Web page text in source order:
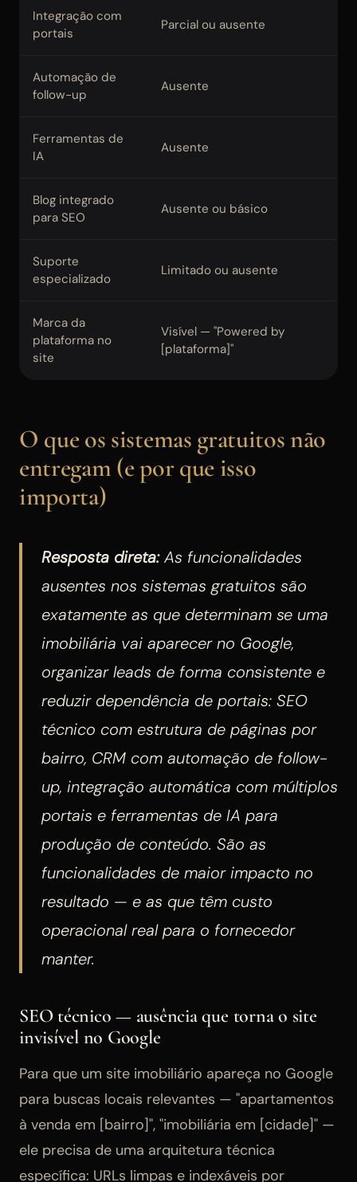
Integração com
portais
Parcial ou ausente
Automação de
follow-up
Ausente
Ferramentas de
IA
Ausente
Blog integrado
para SEO
Ausente ou básico
Suporte
especializado
Limitado ou ausente
Marca da
plataforma no
site
Visível — "Powered by
[plataforma]"
O que os sistemas gratuitos não
entregam (e por que isso
importa)
Resposta direta:As funcionalidades
ausentes nos sistemas gratuitos são
exatamente as que determinam se uma
imobiliária vai aparecer no Google,
organizar leads de forma consistente e
reduzir dependência de portais: SEO
técnico com estrutura de páginas por
bairro, CRM com automação de follow-
up, integração automática com múltiplos
portais e ferramentas de IA para
produção de conteúdo. São as
funcionalidades de maior impacto no
resultado — e as que têm custo
operacional real para o fornecedor
manter.
SEO técnico — ausência que torna o site
invisível no Google
Para que um site imobiliário apareça no Google
para buscas locais relevantes — "apartamentos
à venda em [bairro]", "imobiliária em [cidade]" —
ele precisa de uma arquitetura técnica
específica: URLs limpas e indexáveis por